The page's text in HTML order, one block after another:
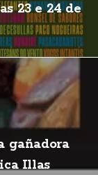
23 e 24 de
gañadora
Illas